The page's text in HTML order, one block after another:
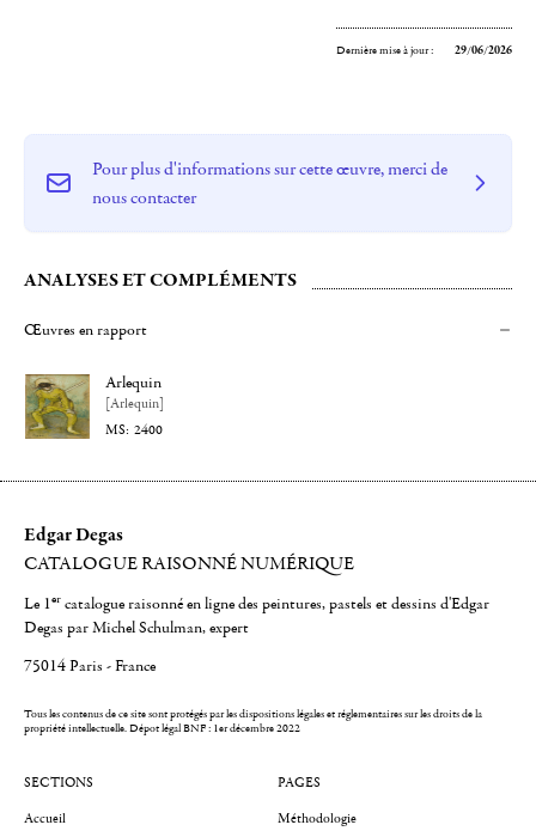
Dernière mise à jour : 29/06/2026
Pour plus d'informations sur cette œuvre, merci de
nous contacter
ANALYSES ET COMPLÉMENTS
Œuvres en rapport
Arlequin
[Arlequin]
2400
Edgar Degas
CATALOGUE RAISONNÉ NUMÉRIQUE
Le 1er catalogue raisonné en ligne des peintures, pastels et dessins d'Edgar
Degas par Michel Schulman, expert
75014 Paris - France
Tous les contenus de ce site sont protégés par les dispositions légales et réglementaires sur les droits de la
propriété intellectuelle.Dépot légal BNF : 1er décembre 2022
SECTIONS
Accueil
PAGES
Méthodologie